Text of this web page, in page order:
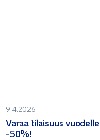
9.4.2026
Varaa tilaisuus
-50%!